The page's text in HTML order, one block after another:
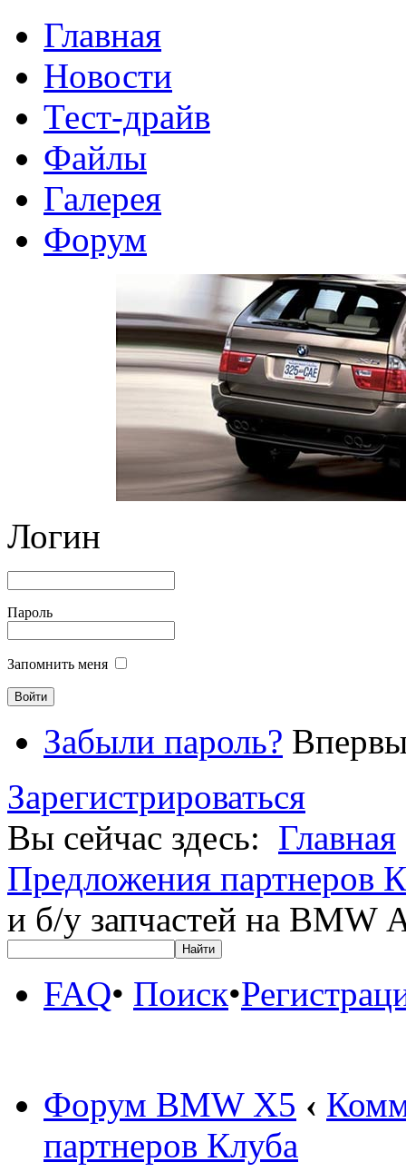
Главная
Новости
Тест-драйв
Файлы
Галерея
Форум
Логин
Пароль
Запомнить меня
Забыли пароль?
Зарегистрироваться
Вы сейчас здесь: Главная
Предложения партнеров
и б/у запчастей на
FAQ• Поиск•
Форум BMW X5 ‹
партнеров Клуба